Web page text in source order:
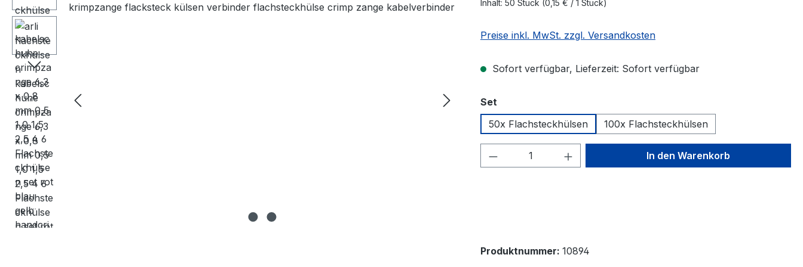
Inhalt: 50 Stück (0,15 € / 1 Stück)
Preise inkl. MwSt. zzgl. Versandkosten
Sofort verfügbar, Lieferzeit: Sofort verfügbar
Set
50x Flachsteckhülsen
100x Flachsteckhülsen
Produkt Anzahl: Gib den gewünschten Wert
In den Warenkorb
Produktnummer: 10894